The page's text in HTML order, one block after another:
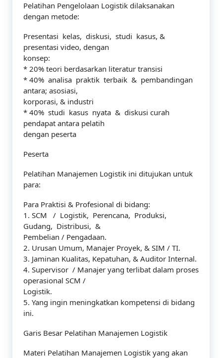
Pelatihan Pengelolaan Logistik dilaksanakan
dengan metode:
Presentasi kelas, diskusi, studi kasus, &
presentasi video, dengan
konsep:
* 20% teori berdasarkan literatur transisi
* 40% analisa praktik terbaik & pembandingan
antara; asosiasi,
korporasi, & industri
* 40% studi kasus nyata & diskusi curah
pendapat antara pelatih
dengan peserta
Peserta
Pelatihan Manajemen Logistik ini ditujukan untuk
para:
Para Praktisi & Profesional di bidang:
1. SCM / Logistik, Perencana, Produksi,
Gudang, Distribusi, &
Pembelian / Pengadaan.
2. Urusan Umum, Manajer Proyek, & SIM / TI.
3. Jaminan Kualitas, Kepatuhan, & Auditor Internal.
4. Supervisor / Manajer yang terlibat dalam proses
operasional SCM /
Logistik.
5. Yang ingin meningkatkan kompetensi di bidang
ini.
Garis Besar Pelatihan Manajemen Logistik
Materi Pelatihan Manajemen Logistik yang akan